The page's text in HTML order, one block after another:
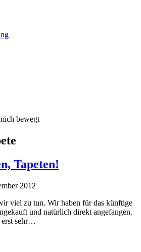
bewegt
Tapeten!
2012
viel zu tun. Wir haben für das künftige
und natürlich direkt angefangen.
erst sehr…